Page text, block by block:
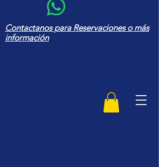
Contactanos para Reservaciones o más
información